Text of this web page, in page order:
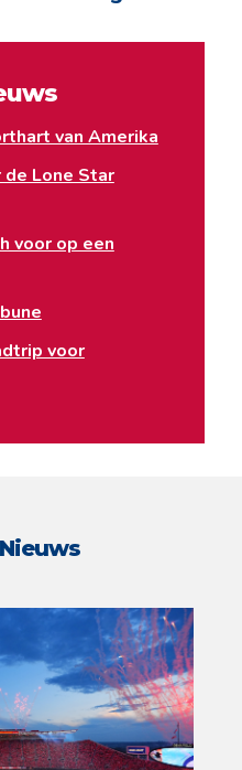
van Amerika
Lone Star
voor op een
voor